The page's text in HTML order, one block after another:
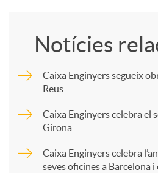
Notícies
Caixa Enginyers segueix
Reus
Caixa Enginyers celebra el
Girona
Caixa Enginyers celebra
seves oficines a Barcelona